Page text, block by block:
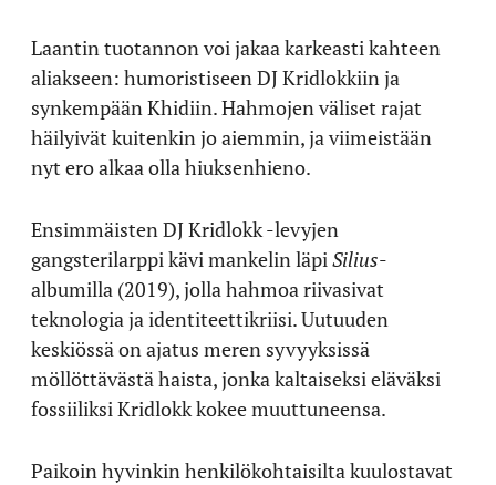
Laantin tuotannon voi jakaa karkeasti kahteen
aliakseen: humoristiseen DJ Kridlokkiin ja
synkempään Khidiin. Hahmojen väliset rajat
häilyivät kuitenkin jo aiemmin, ja viimeistään
nyt ero alkaa olla hiuksenhieno.
Ensimmäisten DJ Kridlokk -levyjen
gangsterilarppi kävi mankelin läpiSilius-
albumilla (2019), jolla hahmoa riivasivat
teknologia ja identiteettikriisi. Uutuuden
keskiössä on ajatus meren syvyyksissä
möllöttävästä haista, jonka kaltaiseksi eläväksi
fossiiliksi Kridlokk kokee muuttuneensa.
Paikoin hyvinkin henkilökohtaisilta kuulostavat